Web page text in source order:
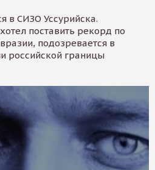
в СИЗО Уссурийска.
поставить рекорд по
подозревается в
российской границы